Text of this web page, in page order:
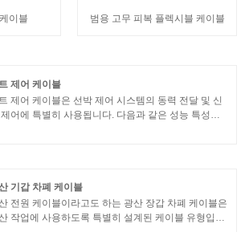
이블 범용 고무 피복 플렉시블 케이블
제어 케이블
제어 케이블은 선박 제어 시스템의 동력 전달 및 신
어에 특별히 사용됩니다. 다음과 같은 성능 특성이
기갑 차폐 케이블
전원 케이블이라고도 하는 광산 장갑 차폐 케이블은
작업에 사용하도록 특별히 설계된 케이블 유형입니